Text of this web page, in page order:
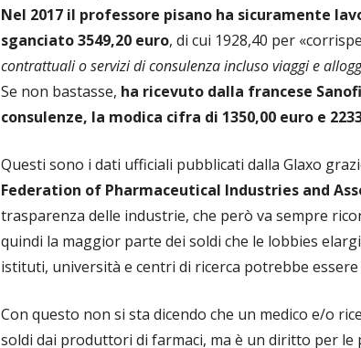
Nel 2017 il professore pisano ha sicuramente
sganciato 3549,20 euro, di cui 1928,40 per
contrattuali o servizi di consulenza incluso viaggi e
Se non bastasse, ha ricevuto dalla francese
consulenze, la modica cifra di 1350,00 euro e
Questi sono i dati ufficiali pubblicati dalla Glaxo
Federation of Pharmaceutical Industries and
trasparenza delle industrie, che però va sempre
quindi la maggior parte dei soldi che le lobbies
istituti, università e centri di ricerca potrebbe
Con questo non si sta dicendo che un medico e/o
soldi dai produttori di farmaci, ma è un diritto per le